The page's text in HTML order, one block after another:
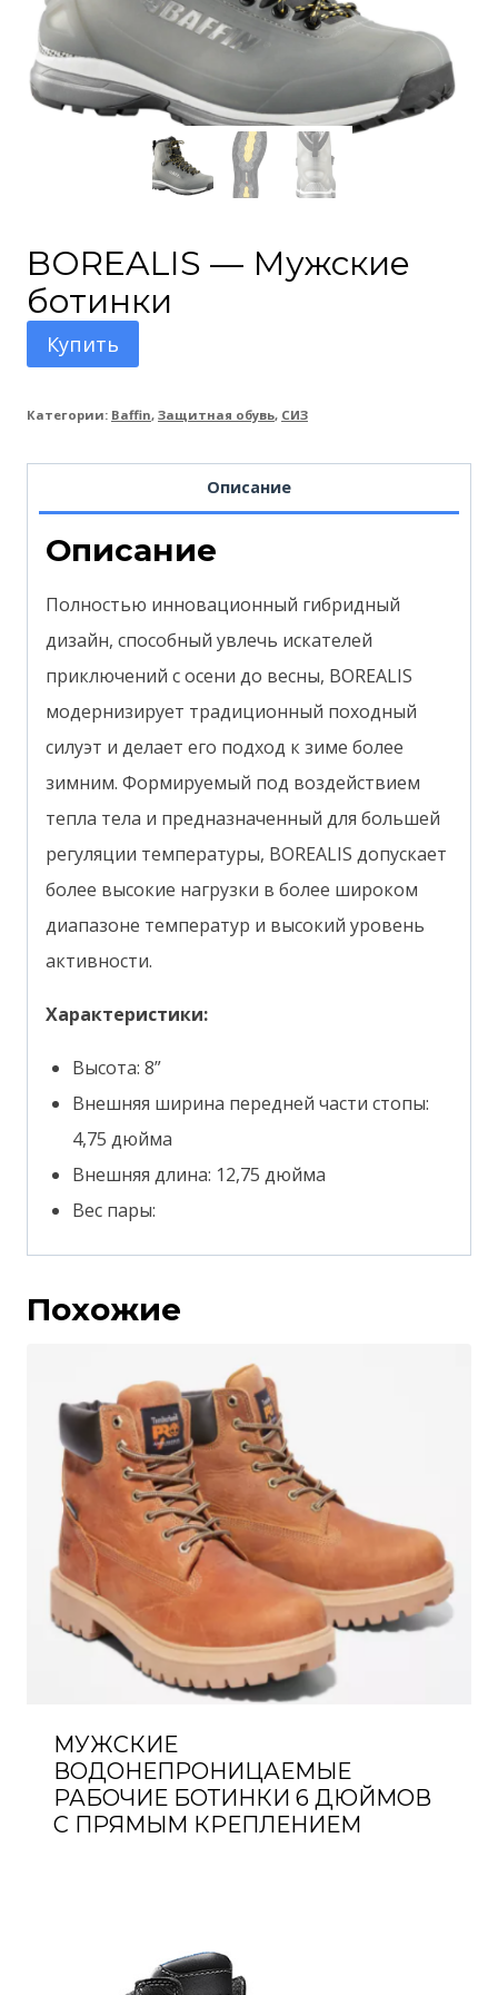
BOREALIS — Мужские
ботинки
Купить
Категории: Baffin, Защитная обувь, СИЗ
Описание
Описание
Полностью инновационный гибридный
дизайн, способный увлечь искателей
приключений с осени до весны, BOREALIS
модернизирует традиционный походный
силуэт и делает его подход к зиме более
зимним. Формируемый под воздействием
тепла тела и предназначенный для большей
регуляции температуры, BOREALIS допускает
более высокие нагрузки в более широком
диапазоне температур и высокий уровень
активности.
Характеристики:
Высота: 8”
Внешняя ширина передней части стопы:
4,75 дюйма
Внешняя длина: 12,75 дюйма
Вес пары:
Похожие
МУЖСКИЕ
ВОДОНЕПРОНИЦАЕМЫЕ
РАБОЧИЕ БОТИНКИ 6 ДЮЙМОВ
С ПРЯМЫМ КРЕПЛЕНИЕМ